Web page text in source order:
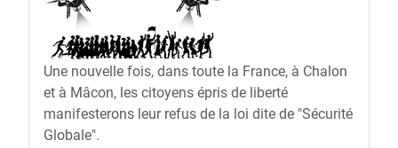
Une nouvelle fois, dans toute la France, à Chalon
et à Mâcon, les citoyens épris de liberté
manifesterons leur refus de la loi dite de "Sécurité
Globale".